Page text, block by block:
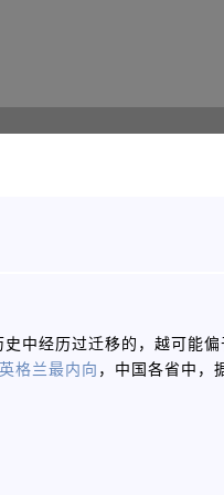
中经历过迁移的，越可能
格兰最内向 ，中国各省中，